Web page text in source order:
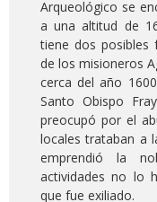
Arqueológico se
a una altitud de
tiene dos posibles
de los misioneros
cerca del año
Santo Obispo
preocupó por el
locales trataban a
emprendió la
actividades no lo
que fue exiliado.